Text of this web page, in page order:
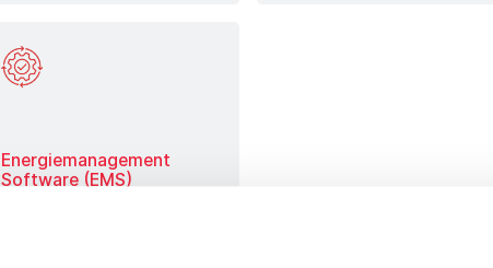
Energiemanagement
Software (EMS)
Mehr erfahren